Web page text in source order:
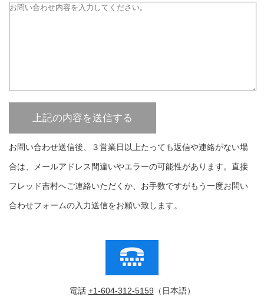
お問い合わせ送信後、３営業日以上たっても返信や連絡がない場
合は、メールアドレス間違いやエラーの可能性があります。直接
フレッド吉村へご連絡いただくか、お手数ですがもう一度お問い
合わせフォームの入力送信をお願い致します。
電話 +1-604-312-5159 （日本語）